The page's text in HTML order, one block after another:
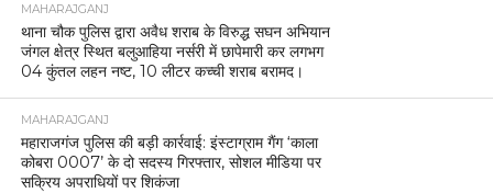
MAHARAJGANJ
थाना चौक पुलिस द्वारा अवैध शराब के विरुद्ध सघन अभियान
जंगल क्षेत्र स्थित बलुआहिया नर्सरी में छापेमारी कर लगभग
04 कुंतल लहन नष्ट, 10 लीटर कच्ची शराब बरामद।
MAHARAJGANJ
महाराजगंज पुलिस की बड़ी कार्रवाई: इंस्टाग्राम गैंग ‘काला
कोबरा 0007’ के दो सदस्य गिरफ्तार, सोशल मीडिया पर
सक्रिय अपराधियों पर शिकंजा